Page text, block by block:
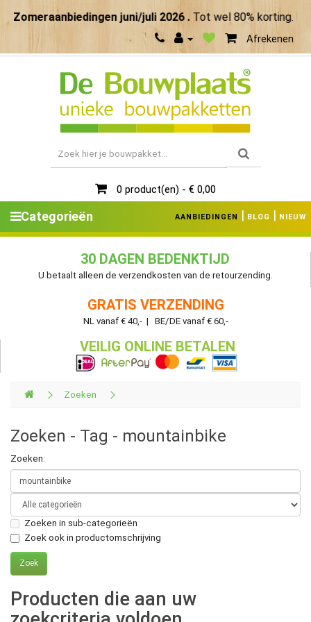
juni/juli 2026 .Tot wel 80% korting.
Afrekenen
0 product(en) - € 0,00
Categorieën AANBIEDINGEN | BLOG | NIEUW
30 DAGEN BEDENKTIJD
U betaalt alleen de verzendkosten van de retourzending.
GRATIS VERZENDING
NL vanaf € 40,- | BE/DE vanaf € 60,-
VEILIG ONLINE BETALEN
Zoeken
Zoeken - Tag - mountainbike
Zoeken:
Zoeken in sub-categorieën
Zoek ook in productomschrijving
Producten die aan uw